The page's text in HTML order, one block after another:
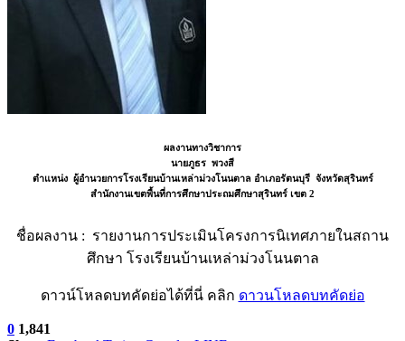
ผลงานทางวิชาการ
นายภูธร พวงสี
ตำแหน่ง ผู้อำนวยการโรงเรียนบ้านเหล่าม่วงโนนตาล อำเภอรัตนบุรี จังหวัดสุรินทร์
สำนักงานเขตพื้นที่การศึกษาประถมศึกษาสุรินทร์ เขต 2
ชื่อผลงาน : รายงานการประเมินโครงการนิเทศภายในสถาน
ศึกษา โรงเรียนบ้านเหล่าม่วงโนนตาล
ดาวน์โหลดบทคัดย่อได้ที่นี่ คลิก ดาวนโหลดบทคัดย่อ
0 1,841